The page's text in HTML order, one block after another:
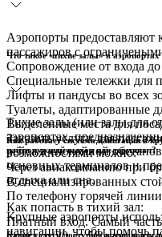
Аэропорты предоставляют
пассажиров с
Сопровождение от входа
Специальные тележки для
Лифты и пандусы во всех
Туалеты, адаптированные
Выделенные места для
Заказать услуги для
возможностями можно:
Через авиакомпанию при
В специализированных
По телефону горячей линии
Что такое «тихие залы» в
Тихие залы (или залы для
аэропортах,
рейса в спокойной
основных терминалов и
отдыха или сна.
Как попасть в тихий зал:
Платный вход. Самый
Как работает система навигации в
найти нужный выход или терминал?
Крупные аэропорты
навигации, чтобы помочь
Какие услуги доступны в аэропорту